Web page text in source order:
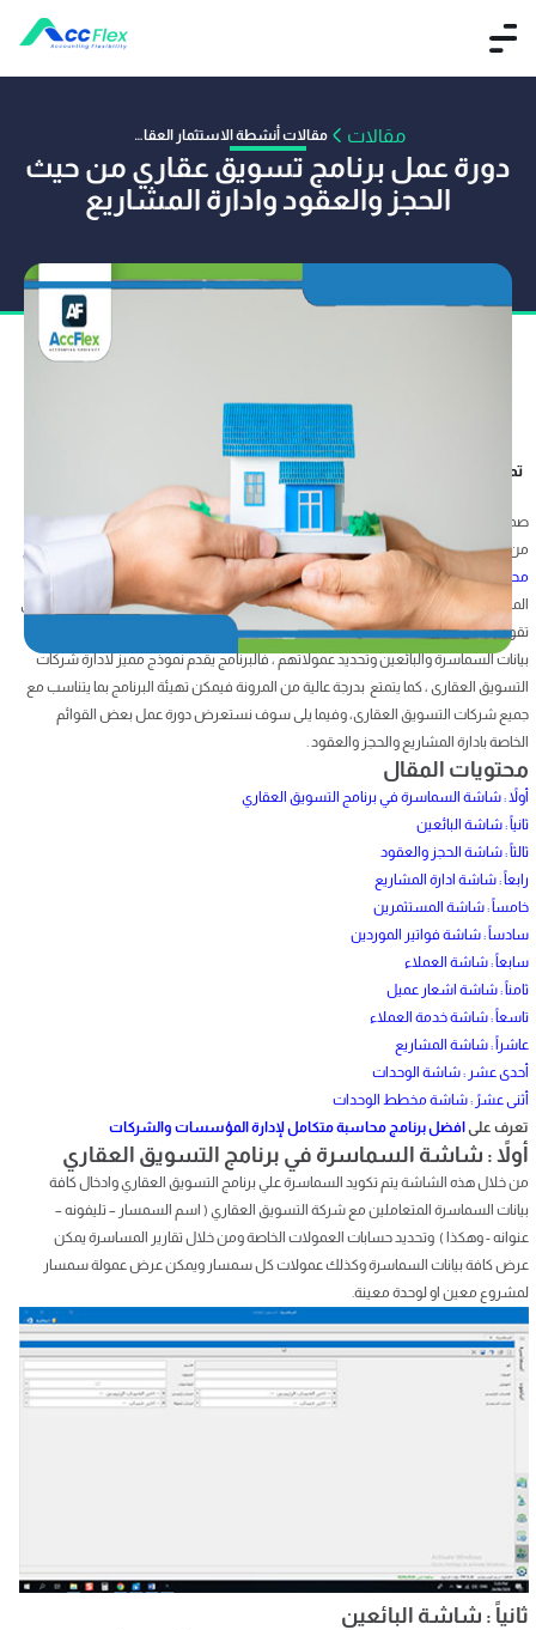
مقالات مقالات أنشطة الاستثمار العقارى
دورة عمل برنامج تسويق عقاري من حيث
الحجز والعقود وادارة المشاريع
تم النشر بواسطة عمر صفوت28 يونيو 2020
صمم برنامج التسويق العقاري أكفليكس ليقدم كل ما تحتاج اليه شركات التسويق العقاري
من إدارة عمليات الحجز والعقود وكتابة صيغ العقود الابتدائية والنهائية وطباعتها من
برنامج
محاسبة شركات الاستثمار والتسويق العقاريوكذلك اضافة التكاليف على الوحدات
المملوكة للشركة وادخال بيانات المشاريع والوحدات التابعة لشركة التسويق العقارى او التى
تقوم بادارتها بالاضافة الى امكانية ادارة خدمة ما بعد البيع من خلال البرنامج و كذلك اضافة
بيانات السماسرة والبائعين وتحديد عمولاتهم ، فالبرنامج يقدم نموذج مميز لادارة شركات
التسويق العقارى ، كما يتمتع بدرجة عالية من المرونة فيمكن تهيئة البرنامج بما يتناسب مع
جميع شركات التسويق العقارى، وفيما يلى سوف نستعرض دورة عمل بعض القوائم
الخاصة بادارة المشاريع والحجز والعقود .
محتويات المقال
أولاً : شاشة السماسرة في برنامج التسويق العقاري
ثانياً : شاشة البائعين
ثالثاً : شاشة الحجز والعقود
رابعاً : شاشة ادارة المشاريع
خامساً : شاشة المستثمرين
سادساً : شاشة فواتير الموردين
سابعاً : شاشة العملاء
ثامناً : شاشة اشعار عميل
تاسعاً : شاشة خدمة العملاء
عاشراً : شاشة المشاريع
أحدى عشر : شاشة الوحدات
أثنى عشرً : شاشة مخطط الوحدات
تعرف على افضل برنامج محاسبة متكامل لإدارة المؤسسات والشركات
أولاً : شاشة السماسرة في برنامج التسويق العقاري
من خلال هذه الشاشة يتم تكويد السماسرة علي برنامج التسويق العقاري وادخال كافة
بيانات السماسرة المتعاملين مع شركة التسويق العقاري ( اسم السمسار – تليفونه –
عنوانه - وهكذا ) وتحديد حسابات العمولات الخاصة ومن خلال تقارير المساسرة يمكن
عرض كافة بيانات السماسرة وكذلك عمولات كل سمسار ويمكن عرض عمولة سمسار
لمشروع معين او لوحدة معينة.
ثانياً : شاشة البائعين